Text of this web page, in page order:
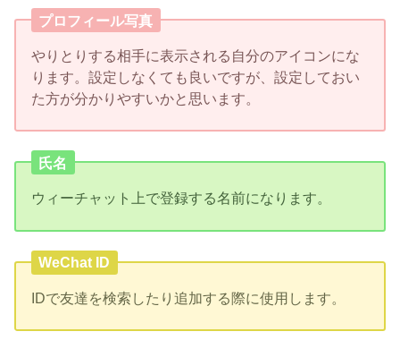
プロフィール写真
やりとりする相手に表示される自分のアイコンにな
ります。設定しなくても良いですが、設定しておい
た方が分かりやすいかと思います。
氏名
ウィーチャット上で登録する名前になります。
WeChat ID
IDで友達を検索したり追加する際に使用します。